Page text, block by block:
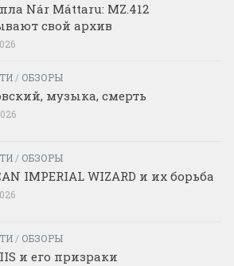
Nár Máttaru: MZ.412
свой архив
/ ОБЗОРЫ
музыка, смерть
/ ОБЗОРЫ
IMPERIAL WIZARD и их борьба
/ ОБЗОРЫ
и его призраки